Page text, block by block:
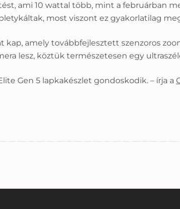
ami 10 wattal több, mint a februárban
most viszont ez gyakorlatilag
kap, amely továbbfejlesztett szenzoros
lesz, köztük természetesen egy
Gen 5 lapkakészlet gondoskodik. – írja a